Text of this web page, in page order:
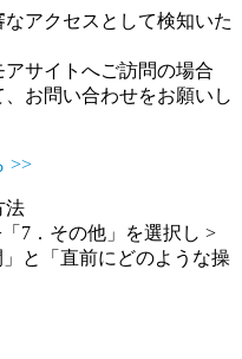
アクセスとして検知いた
サイトへご訪問の場合
お問い合わせをお願いし
>>
法
7．その他」を選択し >
と「直前にどのような操